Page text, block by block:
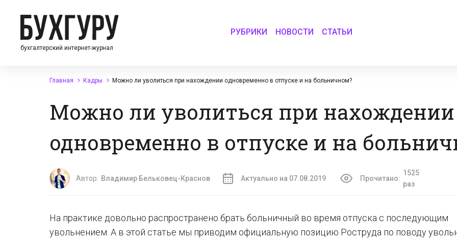
бухгалтерский интернет-журнал
РУБРИКИ НОВОСТИ СТАТЬИ
Главная Кадры Можно ли уволиться при нахождении одновременно в отпуске и на больничном?
Можно ли уволиться при нахождении
одновременно в отпуске и на
Автор: Владимир Бельковец-Краснов Актуально на 07.08.2019 Прочитано:
1525
раз
На практике довольно распространено брать больничный во время отпуска с последующим
увольнением. А в этой статье мы приводим официальную позицию Роструда по поводу